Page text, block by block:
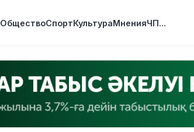
ОбществоСпортКультураМненияЧП...